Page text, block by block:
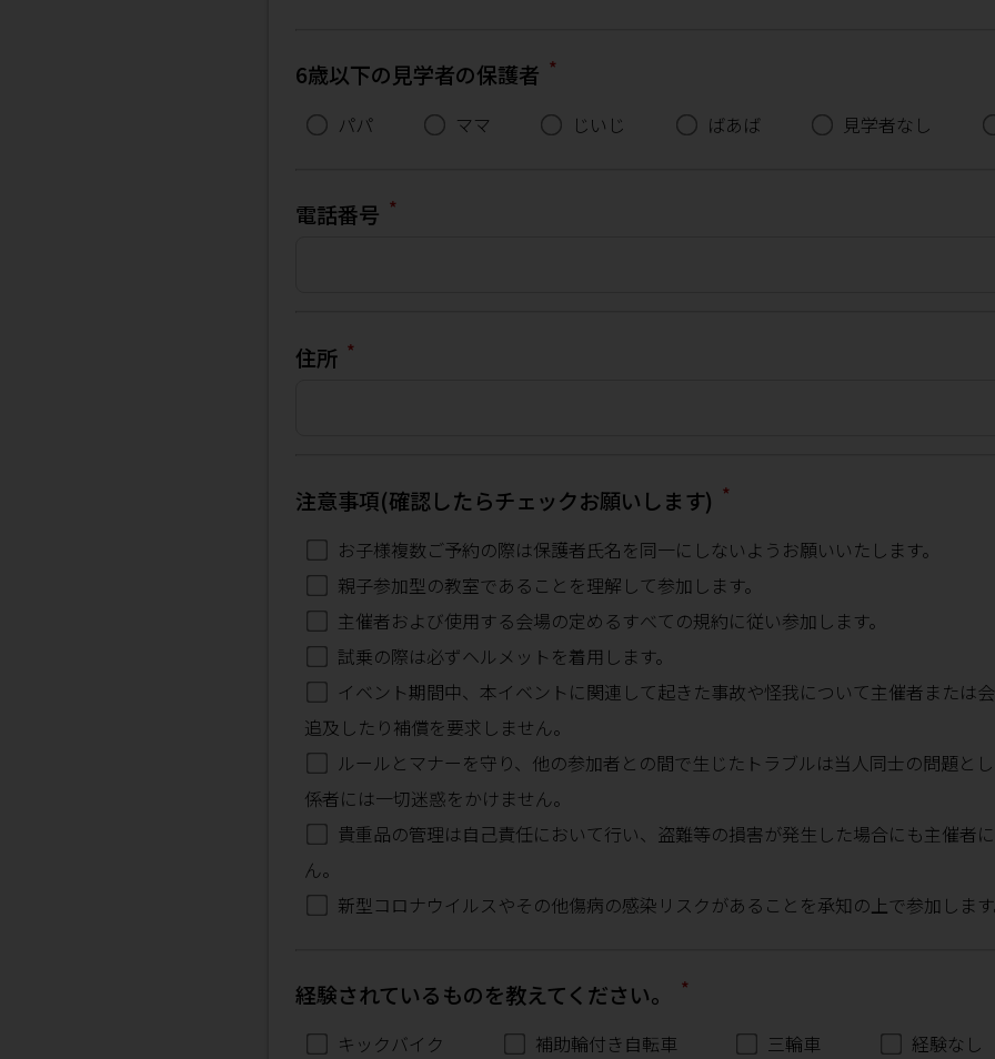
6歳以下の見学者の保護者 *
パパ ママ じいじ ばあば 見学者なし
電話番号 *
住所 *
注意事項(確認したらチェックお願いします) *
お子様複数ご予約の際は保護者氏名を同一にしないようお願いいたします。
親子参加型の教室であることを理解して参加します。
主催者および使用する会場の定めるすべての規約に従い参加します。
試乗の際は必ずヘルメットを着用します。
イベント期間中、本イベントに関連して起きた事故や怪我について主催者または
追及したり補償を要求しません。
ルールとマナーを守り、他の参加者との間で生じたトラブルは当人同士の問題と
係者には一切迷惑をかけません。
貴重品の管理は自己責任において行い、盗難等の損害が発生した場合にも主催者
ん。
新型コロナウイルスやその他傷病の感染リスクがあることを承知の上で参加しま
経験されているものを教えてください。 *
キックバイク 補助輪付き自転車 三輪車 経験なし